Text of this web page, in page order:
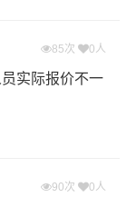
85次 0人
实际报价不一
90次 0人